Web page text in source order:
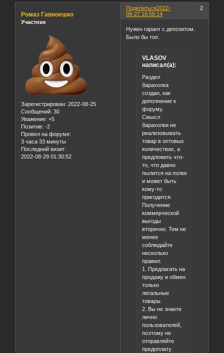
Поделиться 2
2022-
08-27 16:58:14
Ромаз Гавноешко
Участник
Зарегистрирован: 2022-08-25
Сообщений: 30
Уважение: +5
Позитив: -2
Провел на форуме:
3 часа 33 минуты
Последний визит:
2022-08-29 01:30:52
Нужен гарант с депозитом.
Было бы топ.
VLASOV
написал(а):
Раздел
барахолка
создан, как
дополнение к
форуму.
Смысл
барахолки не
реализовывать
товар в оптовых
количествах, а
предложить что-
то, что давно
пылится на полке
и может быть
кому-то
пригодится.
Получение
коммерческой
выгоды
вторично. Тем не
менее
соблюдайте
несколько
правил.
1. Предлагать на
продажу и обмен
только
легальные
товары
2. Вы не знаете
лично
пользователей,
поэтому не
отправляйте
предоплату.